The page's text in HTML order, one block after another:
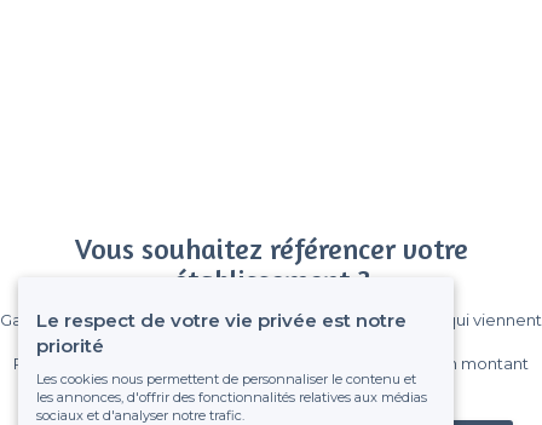
Vous souhaitez référencer votre
établissement ?
Gagnez de nombreux clients parmi le million de visiteurs qui viennent
Pas de commissions et sans engagement, vous payez un montant
fixe sans risque de voir déraper la facture.
Le respect de votre vie privée est notre
priorité
Les cookies nous permettent de personnaliser le contenu et
les annonces, d'offrir des fonctionnalités relatives aux médias
sociaux et d'analyser notre trafic.